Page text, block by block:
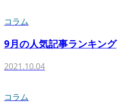
コラム
9月の人気記事ランキング
2021.10.04
コラム